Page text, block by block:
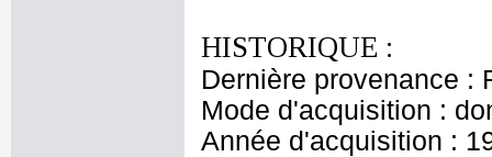
HISTORIQUE :
Dernière provenance :
Mode d'acquisition :
Année d'acquisition :